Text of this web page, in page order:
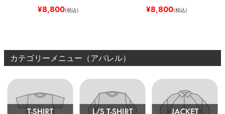
SLIM FIT 30 LENGTH
スケートボード スケボ
¥8,800(税込)
SLIM FIT 30 LENGTH
スケートボード スケボー
¥8,800(税込)
カテゴリーメニュー（アパレル）